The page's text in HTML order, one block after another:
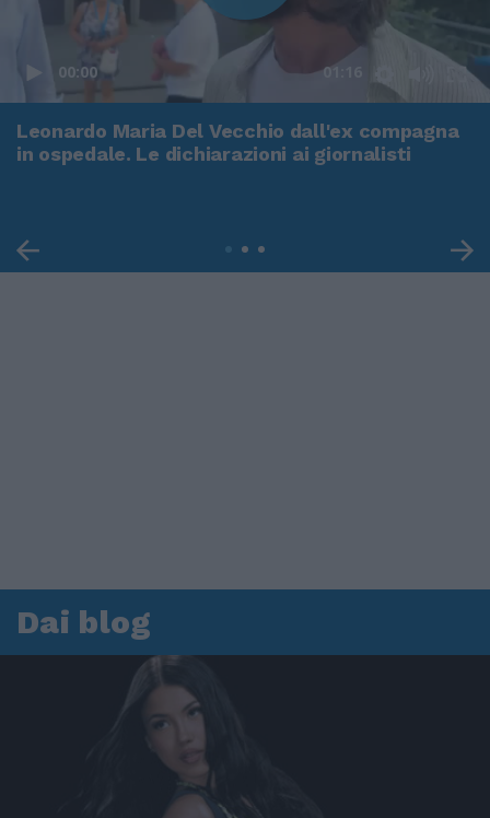
00:00 01:16
Leonardo Maria Del Vecchio dall'ex compagna
in ospedale. Le dichiarazioni ai giornalisti
Dai blog